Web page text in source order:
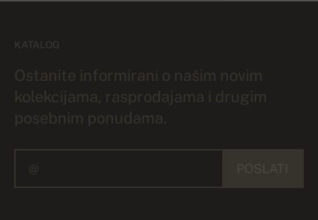
KATALOG
Ostanite informirani o našim novim
kolekcijama, rasprodajama i drugim
posebnim ponudama.